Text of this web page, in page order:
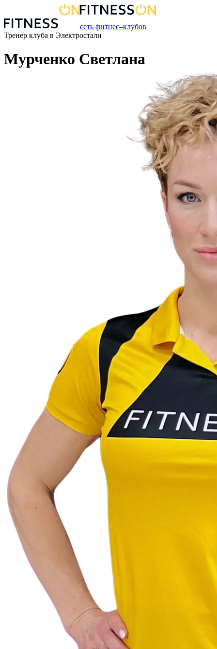
сеть фитнес–клубов
Тренер клуба в Электростали
Мурченко Светлана